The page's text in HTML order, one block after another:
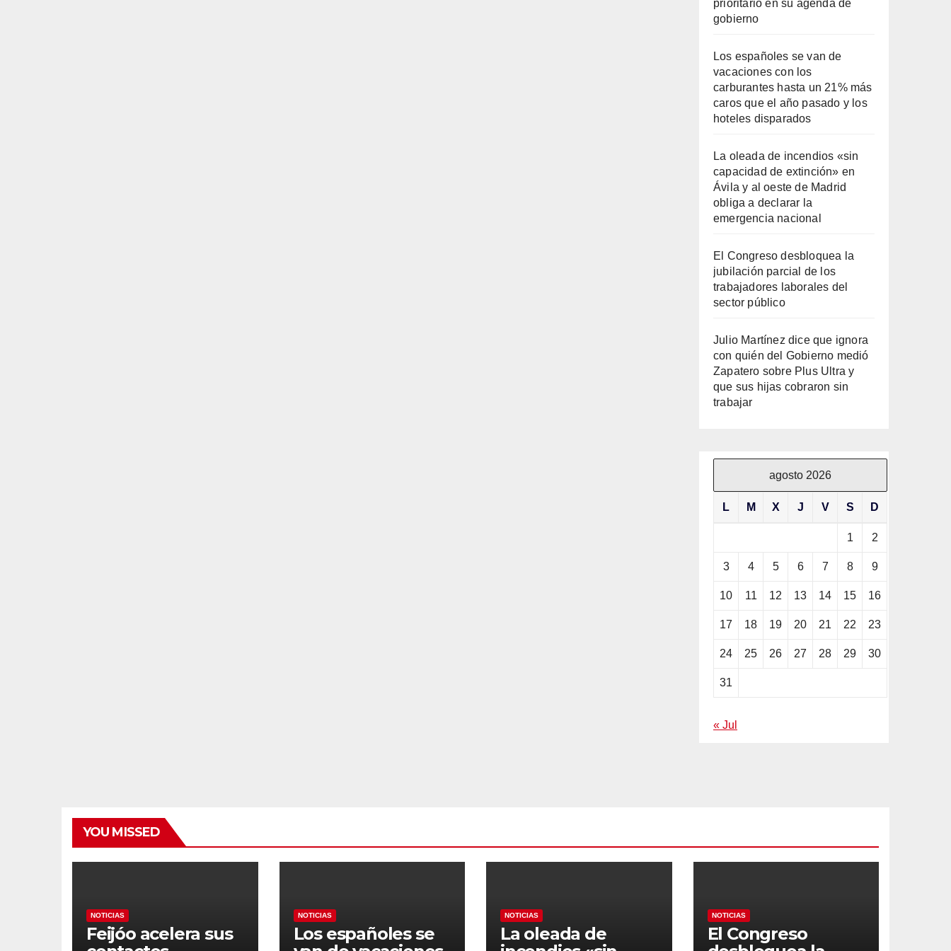
prioritario en su agenda de
gobierno
Los españoles se van de
vacaciones con los
carburantes hasta un 21% más
caros que el año pasado y los
hoteles disparados
La oleada de incendios «sin
capacidad de extinción» en
Ávila y al oeste de Madrid
obliga a declarar la
emergencia nacional
El Congreso desbloquea la
jubilación parcial de los
trabajadores laborales del
sector público
Julio Martínez dice que ignora
con quién del Gobierno medió
Zapatero sobre Plus Ultra y
que sus hijas cobraron sin
trabajar
agosto 2026
L M X J V S D
1 2
3 4 5 6 7 8 9
10 11 12 13 14 15 16
17 18 19 20 21 22 23
24 25 26 27 28 29 30
31
« Jul
YOU MISSED
NOTICIAS
Feijóo acelera sus
NOTICIAS
Los españoles se
NOTICIAS
La oleada de
NOTICIAS
El Congreso